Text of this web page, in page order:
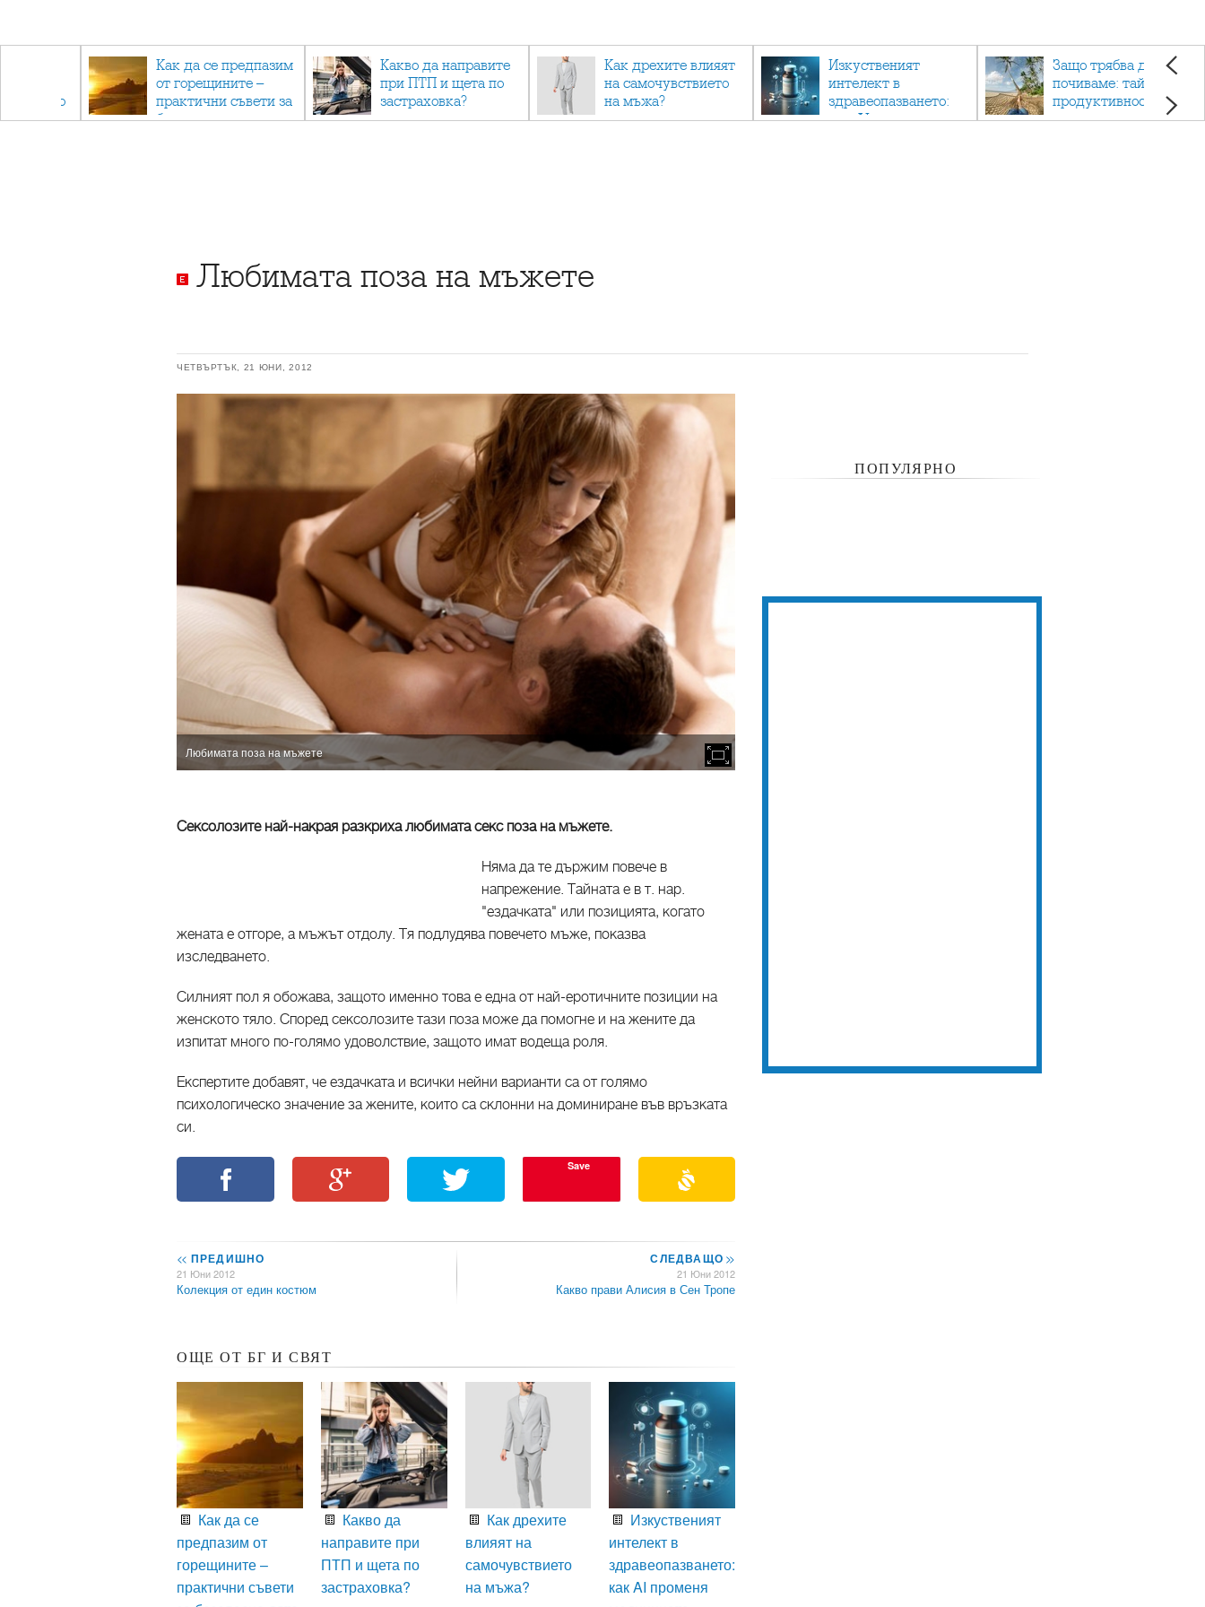
отново
Как да се предпазим
от горещините –
практични съвети за
безопасно лято
Какво да направите
при ПТП и щета по
застраховка?
Как дрехите влияят
на самочувствието
на мъжа?
Изкуственият
интелект в
здравеопазването:
как AI променя
Защо трябва да си
почиваме: тайната на
продуктивността,
здравето и добрия
Любимата поза на мъжете
ЧЕТВЪРТЪК, 21 ЮНИ, 2012
Любимата поза на мъжете
Сексолозите най-накрая разкриха любимата секс поза на мъжете.
Няма да те държим повече в
напрежение. Тайната е в т. нар.
"ездачката" или позицията, когато
жената е отгоре, а мъжът отдолу. Тя подлудява повечето мъже, показва
изследването.
Силният пол я обожава, защото именно това е една от най-еротичните позиции на
женското тяло. Според сексолозите тази поза може да помогне и на жените да
изпитат много по-голямо удоволствие, защото имат водеща роля.
Експертите добавят, че ездачката и всички нейни варианти са от голямо
психологическо значение за жените, които са склонни на доминиране във връзката
си.
Save
<< ПРЕДИШНО
21 Юни 2012
Колекция от един костюм
СЛЕДВАЩО>>
21 Юни 2012
Какво прави Алисия в Сен Тропе
ОЩЕ ОТ БГ И СВЯТ
Как да се
предпазим от
горещините –
практични съвети
Какво да
направите при
ПТП и щета по
застраховка?
Как дрехите
влияят на
самочувствието
на мъжа?
Изкуственият
интелект в
здравеопазването:
как AI променя
ПОПУЛЯРНО